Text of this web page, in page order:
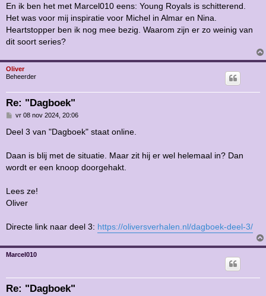
En ik ben het met Marcel010 eens: Young Royals is schitterend.
Het was voor mij inspiratie voor Michel in Almar en Nina.
Heartstopper ben ik nog mee bezig. Waarom zijn er zo weinig van
dit soort series?
Oliver
Beheerder
Re: "Dagboek"
B
r
h
t
vr 08 nov 2024, 20:06
Deel 3 van "Dagboek" staat online.
Daan is blij met de situatie. Maar zit hij er wel helemaal in? Dan
wordt er een knoop doorgehakt.
Lees ze!
Oliver
Directe link naar deel 3: https://oliversverhalen.nl/dagboek-deel-3/
Marcel010
Re: "Dagboek"